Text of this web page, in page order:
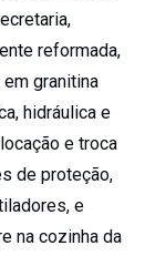
reformada,
granitina
hidráulica e
e troca
de proteção,
e
na cozinha da